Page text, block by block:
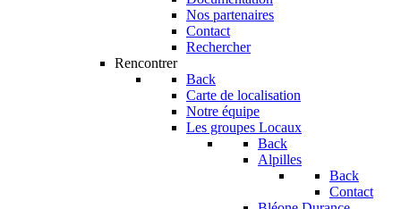
Nos partenaires
Contact
Rechercher
Rencontrer
Back
Carte de localisation
Notre équipe
Les groupes Locaux
Back
Alpilles
Back
Contact